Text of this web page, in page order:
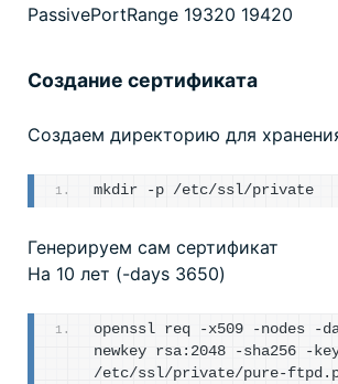
PassivePortRange 19320 19420
Создание сертификата
Создаем директорию для
mkdir -p /etc/ssl/private
Генерируем сам сертификат
На 10 лет (-days 3650)
openssl req -x509 -nodes -
newkey rsa:2048 -sha256 -
/etc/ssl/private/pure-